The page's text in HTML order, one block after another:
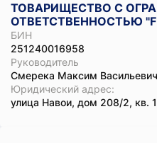
ТОВАРИЩЕСТВО С
ОТВЕТСТВЕННОСТЬЮ
БИН
251240016958
Руководитель
Смерека Максим Васильевич
Юридический адрес:
улица Навои, дом 208/2, кв.